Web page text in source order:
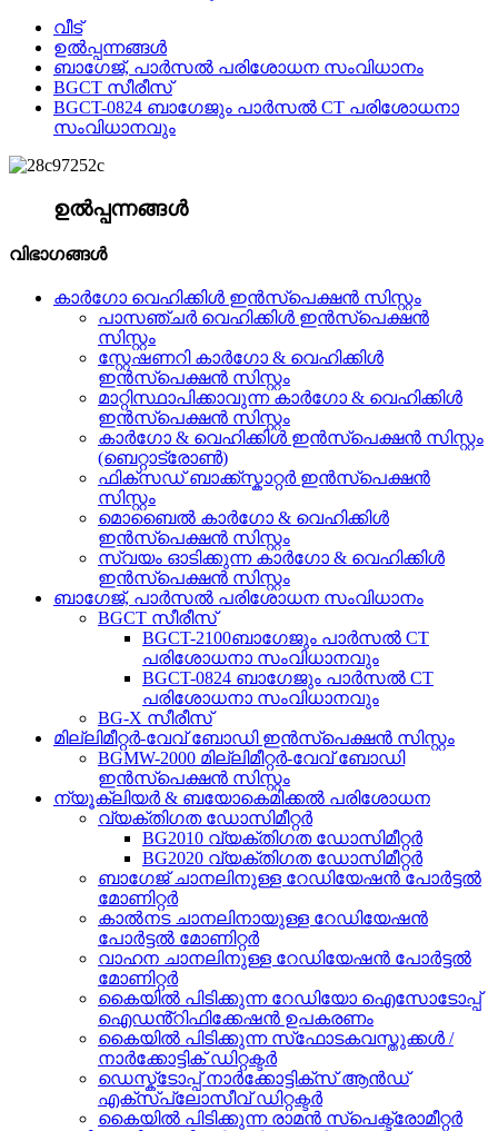
വീട്
ഉൽപ്പന്നങ്ങൾ
ബാഗേജ്, പാർസൽ പരിശോധന സംവിധാനം
BGCT സീരീസ്
BGCT-0824 ബാഗേജും പാർസൽ CT പരിശോധനാ
സംവിധാനവും
ഉൽപ്പന്നങ്ങൾ
വിഭാഗങ്ങൾ
കാർഗോ വെഹിക്കിൾ ഇൻസ്പെക്ഷൻ സിസ്റ്റം
പാസഞ്ചർ വെഹിക്കിൾ ഇൻസ്പെക്ഷൻ
സിസ്റ്റം
സ്റ്റേഷണറി കാർഗോ & വെഹിക്കിൾ
ഇൻസ്പെക്ഷൻ സിസ്റ്റം
മാറ്റിസ്ഥാപിക്കാവുന്ന കാർഗോ & വെഹിക്കിൾ
ഇൻസ്പെക്ഷൻ സിസ്റ്റം
കാർഗോ & വെഹിക്കിൾ ഇൻസ്പെക്ഷൻ സിസ്റ്റം
(ബെറ്റാട്രോൺ)
ഫിക്സഡ് ബാക്ക്സ്കാറ്റർ ഇൻസ്പെക്ഷൻ
സിസ്റ്റം
മൊബൈൽ കാർഗോ & വെഹിക്കിൾ
ഇൻസ്പെക്ഷൻ സിസ്റ്റം
സ്വയം ഓടിക്കുന്ന കാർഗോ & വെഹിക്കിൾ
ഇൻസ്പെക്ഷൻ സിസ്റ്റം
ബാഗേജ്, പാർസൽ പരിശോധന സംവിധാനം
BGCT സീരീസ്
BGCT-2100ബാഗേജും പാർസൽ CT
പരിശോധനാ സംവിധാനവും
BGCT-0824 ബാഗേജും പാർസൽ CT
പരിശോധനാ സംവിധാനവും
BG-X സീരീസ്
മില്ലിമീറ്റർ-വേവ് ബോഡി ഇൻസ്പെക്ഷൻ സിസ്റ്റം
BGMW-2000 മില്ലിമീറ്റർ-വേവ് ബോഡി
ഇൻസ്പെക്ഷൻ സിസ്റ്റം
ന്യൂക്ലിയർ & ബയോകെമിക്കൽ പരിശോധന
വ്യക്തിഗത ഡോസിമീറ്റർ
BG2010 വ്യക്തിഗത ഡോസിമീറ്റർ
BG2020 വ്യക്തിഗത ഡോസിമീറ്റർ
ബാഗേജ് ചാനലിനുള്ള റേഡിയേഷൻ പോർട്ടൽ
മോണിറ്റർ
കാൽനട ചാനലിനായുള്ള റേഡിയേഷൻ
പോർട്ടൽ മോണിറ്റർ
വാഹന ചാനലിനുള്ള റേഡിയേഷൻ പോർട്ടൽ
മോണിറ്റർ
കൈയിൽ പിടിക്കുന്ന റേഡിയോ ഐസോടോപ്പ്
ഐഡൻ്റിഫിക്കേഷൻ ഉപകരണം
കൈയിൽ പിടിക്കുന്ന സ്‌ഫോടകവസ്തുക്കൾ /
നാർക്കോട്ടിക് ഡിറ്റക്ടർ
ഡെസ്ക്ടോപ്പ് നാർക്കോട്ടിക്സ് ആൻഡ്
എക്സ്പ്ലോസീവ് ഡിറ്റക്ടർ
കൈയിൽ പിടിക്കുന്ന രാമൻ സ്പെക്ട്രോമീറ്റർ